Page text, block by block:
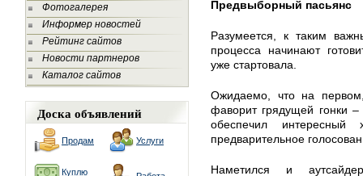
Фотогалерея
Информер новостей
Рейтинг сайтов
Новости партнеров
Каталог сайтов
Доска объявлений
Продам Услуги
Куплю
Предвыборный пасьянс
Разумеется, к таким
процесса начинают
уже стартовала.
Ожидаемо, что на первом,
фаворит грядущей гонки
обеспечил
предварительное
Наметился и